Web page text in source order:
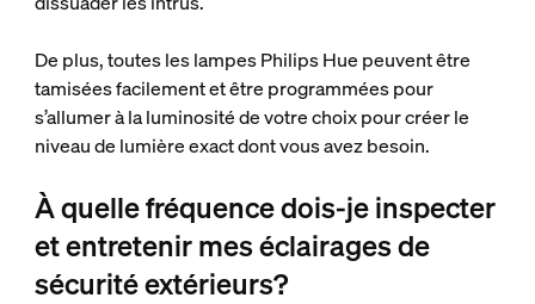
De plus, toutes les lampes Philips Hue peuvent être
tamisées facilement et être programmées pour
s’allumer à la luminosité de votre choix pour créer le
niveau de lumière exact dont vous avez besoin.
À quelle fréquence dois-je inspecter
et entretenir mes éclairages de
sécurité extérieurs?